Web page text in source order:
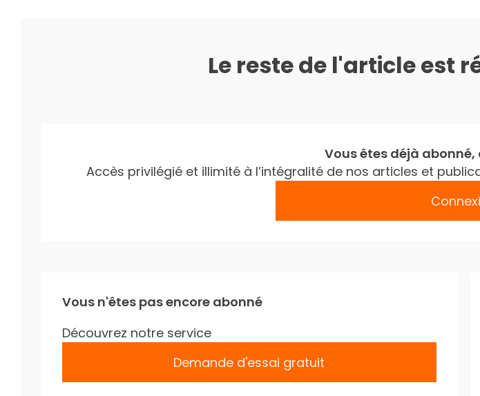
Le reste de l'article est
Vous êtes déjà
Accès privilégié et illimité à l’intégralité de nos articles et
Vous n'êtes pas encore abonné
Découvrez notre service
Demande d'essai gratuit